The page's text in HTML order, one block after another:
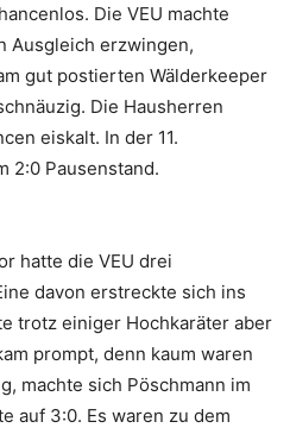
Die VEU machte
Ausgleich erzwingen,
gut postierten Wälderkeeper
Die Hausherren
eiskalt. In der 11.
2:0 Pausenstand.
hatte die VEU drei
davon erstreckte sich ins
trotz einiger Hochkaräter aber
prompt, denn kaum waren
machte sich Pöschmann im
auf 3:0. Es waren zu dem